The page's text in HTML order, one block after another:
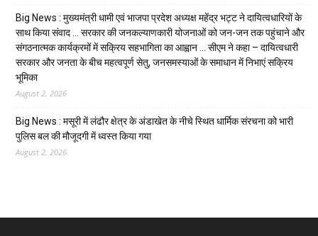
Big News : मुख्यमंत्री धामी एवं भाजपा प्रदेश अध्यक्ष महेंद्र भट्ट ने दायित्वधारियों के
साथ किया संवाद … सरकार की जनकल्याणकारी योजनाओं को जन-जन तक पहुंचाने और
संगठनात्मक कार्यक्रमों में सक्रिय सहभागिता का आह्वान … सीएम ने कहा – दायित्वधारी
सरकार और जनता के बीच महत्वपूर्ण सेतु, जनसमस्याओं के समाधान में निभाएं सक्रिय
भूमिका
August 2, 2026
Big News : मसूरी में लंढौर क्षेत्र के अंडाखेत के नीचे स्थित धार्मिक संरचना को भारी
पुलिस बल की मौजूदगी में ध्वस्त किया गया
August 2, 2026